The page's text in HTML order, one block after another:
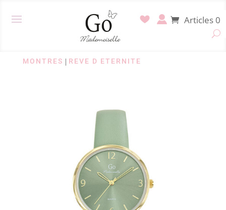
Articles 0
MONTRES | REVE D ETERNITE